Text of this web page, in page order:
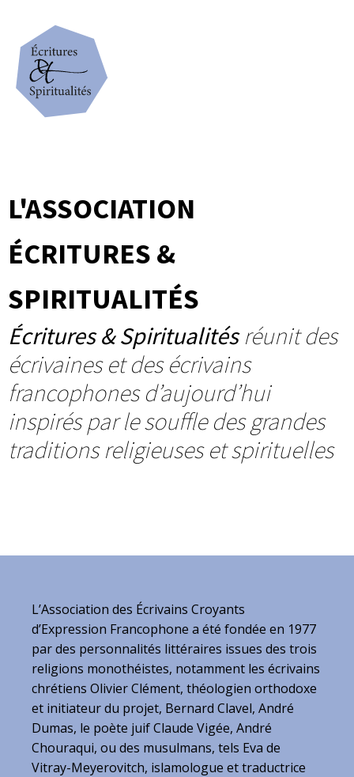
L'ASSOCIATION
ÉCRITURES &
SPIRITUALITÉS
Écritures & Spiritualitésréunit des
écrivaines et des écrivains
francophones d’aujourd’hui
inspirés par le souffle des grandes
traditions religieuses et spirituelles
L’Association des Écrivains Croyants
d’Expression Francophone a été fondée en 1977
par des personnalités littéraires issues des trois
religions monothéistes, notamment les écrivains
chrétiens Olivier Clément, théologien orthodoxe
et initiateur du projet, Bernard Clavel, André
Dumas, le poète juif Claude Vigée, André
Chouraqui, ou des musulmans, tels Eva de
Vitray-Meyerovitch, islamologue et traductrice